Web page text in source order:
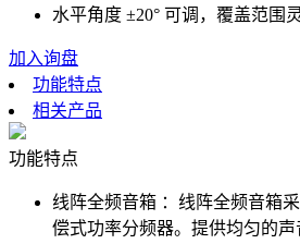
水平角度 ±20° 可调，覆盖范围灵
加入询盘
功能特点
相关产品
功能特点
线阵全频音箱 ：线阵全频音箱
偿式功率分频器。提供均匀的